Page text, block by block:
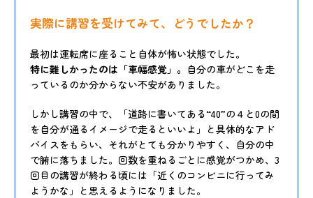
実際に講習を受けてみて、どうでしたか？
最初は運転席に座ること自体が怖い状態でした。
特に難しかったのは「車幅感覚」。 自分の車がどこを走
っているのか分からない不安がありました。
しかし講習の中で、「道路に書いてある“40”の４と0の間
を自分が通るイメージで走るといいよ」と具体的なアド
バイスをもらい、それがとても分かりやすく、自分の中
で腑に落ちました。回数を重ねるごとに感覚がつかめ、3
回目の講習が終わる頃には「近くのコンビニに行ってみ
ようかな」と思えるようになりました。